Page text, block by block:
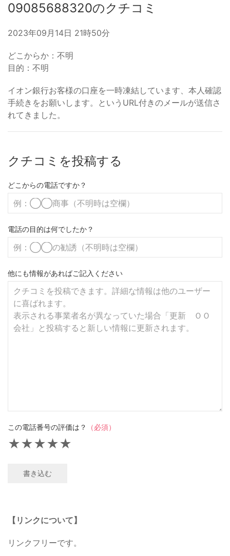
09085688320のクチコミ
2023年09月14日 21時50分
どこからか：不明
目的：不明
イオン銀行お客様の口座を一時凍結しています、本人確認
手続きをお願いします。というURL付きのメールが送信さ
れてきました。
クチコミを投稿する
どこからの電話ですか？
電話の目的は何でしたか？
他にも情報があればご記入ください
この電話番号の評価は？ （必須）
★
★
★
★
★
書き込む
【リンクについて】
リンクフリーです。